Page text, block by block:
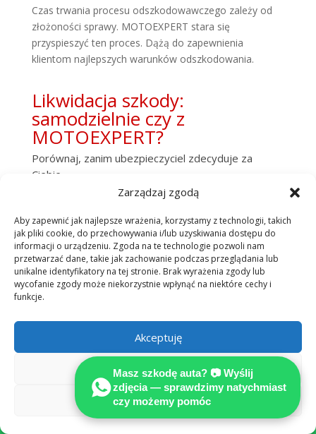
Zarządzaj zgodą
Aby zapewnić jak najlepsze wrażenia, korzystamy z technologii, takich
jak pliki cookie, do przechowywania i/lub uzyskiwania dostępu do
informacji o urządzeniu. Zgoda na te technologie pozwoli nam
przetwarzać dane, takie jak zachowanie podczas przeglądania lub
unikalne identyfikatory na tej stronie. Brak wyrażenia zgody lub
wycofanie zgody może niekorzystnie wpłynąć na niektóre cechy i
funkcje.
Akceptuję
Odmów
Zobacz preferencje
Czas trwania procesu odszkodowawczego zależy od
złożoności sprawy. MOTOEXPERT stara się
przyspieszyć ten proces. Dążą do zapewnienia
klientom najlepszych warunków odszkodowania.
Likwidacja szkody:
samodzielnie czy z
MOTOEXPERT?
Porównaj, zanim ubezpieczyciel zdecyduje za
Ciebie.
✗ Samodzielnie
(kalkulator / AI
ubezpieczyciela)
✓ Z MOTOEXPERT
+ rekomendowany
Adwokat
rzeczoznawcy
interes płatnika,
ryzyko zaniżenia
— pełny kosztorys
wg stawek
rynkowych
Pominięte

Masz szkodę auta? 📷 Wyślij
zdjęcia — sprawdzimy natychmiast
czy możemy pomóc